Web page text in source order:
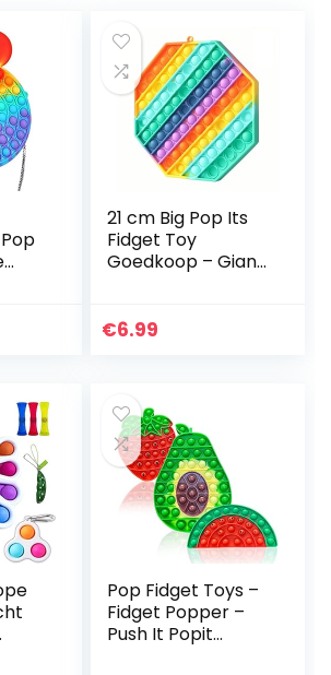
21 cm Big Pop Its
Fidget Toy
Goedkoop – Giant
Speelgoed Voor
€6.99
Pop Fidget Toys –
Fidget Popper –
Push It Popit